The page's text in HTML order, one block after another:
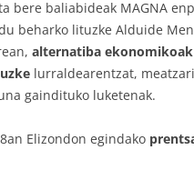
bere baliabideak MAGNA
beharko lituzke Alduide
alternatiba
lurraldearentzat,
gaindituko luketenak.
Elizondon egindako